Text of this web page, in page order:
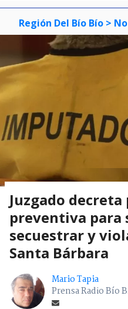
Región Del Bío Bío >
Juzgado
preventiva para
secuestrar y
Santa Bárbara
Mario Tapia
Prensa Radio Bío